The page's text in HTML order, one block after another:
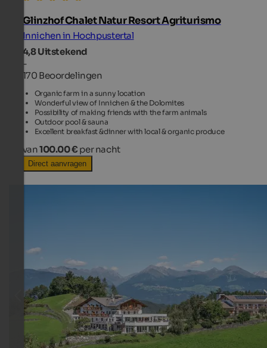
Glinzhof Chalet Natur Resort Agriturismo
Innichen in Hochpustertal
4,8Uitstekend
-
170 Beoordelingen
Organic farm in a sunny location
Wonderful view of Innichen & the Dolomites
Possibility of making friends with the farm animals
Outdoor pool & sauna
Excellent breakfast &dinner with local & organic produce
van100.00 € per nacht
Direct aanvragen